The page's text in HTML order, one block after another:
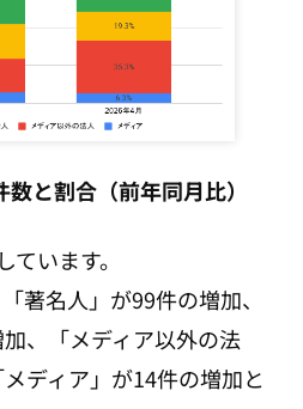
と割合（前年同月比）
います。
著名人」が99件の増加、
加、「メディア以外の法
ディア」が14件の増加と